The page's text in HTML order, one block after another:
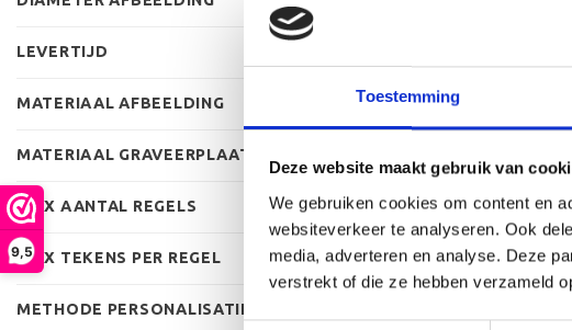
Toestemming
Deze website maakt gebruik van
We gebruiken cookies om content en
websiteverkeer te analyseren. Ook
media, adverteren en analyse. Deze
verstrekt of die ze hebben verzameld
9,5
LEVERTIJD
MATERIAAL AFBEELDING
MATERIAAL GRAVEERPLAAT
MAX AANTAL REGELS
MAX TEKENS PER REGEL
METHODE PERSONALISATIE